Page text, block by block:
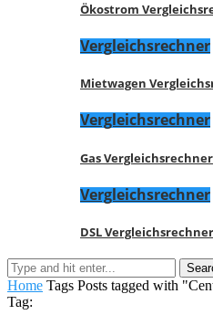
Ökostrom
Vergleichsrechner
Mietwagen
Vergleichsrechner
Gas Vergleichsrechner
Vergleichsrechner
DSL Vergleichsrechner
Home Tags Posts tagged with
Tag: